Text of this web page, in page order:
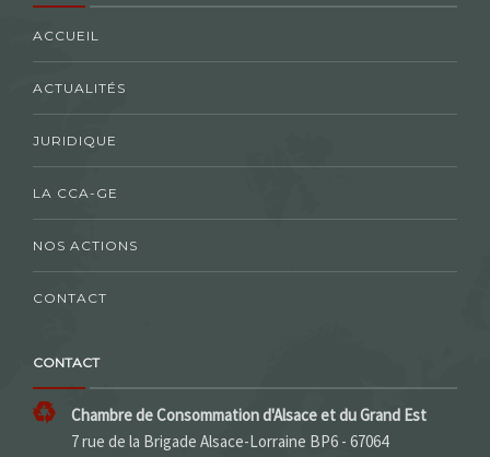
ACCUEIL
ACTUALITÉS
JURIDIQUE
LA CCA-GE
NOS ACTIONS
CONTACT
CONTACT
Chambre de Consommation d'Alsace et du Grand Est
7 rue de la Brigade Alsace-Lorraine BP6 - 67064